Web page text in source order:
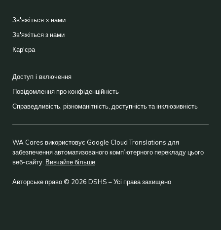
Зв'яжіться з нами
Зв'яжіться з нами
Кар'єра
Доступ і включення
Повідомлення про конфіденційність
Справедливість, різноманітність, доступність та інклюзивність
WA Cares використовує Google Cloud Translations для
забезпечення автоматизованого комп’ютерного перекладу цього
веб-сайту. Вивчайте більше
Авторське право © 2026 DSHS – Усі права захищено